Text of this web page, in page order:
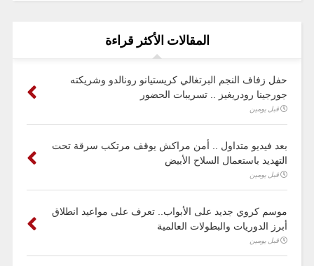
المقالات الأكثر قراءة
حفل زفاف النجم البرتغالي كريستيانو رونالدو وشريكته
جورجينا رودريغيز .. تسريبات الحضور
قبل يومين
بعد فيديو متداول .. أمن مراكش يوقف مرتكب سرقة تحت
التهديد باستعمال السلاح الأبيض
قبل يومين
موسم كروي جديد على الأبواب.. تعرف على مواعيد انطلاق
أبرز الدوريات والبطولات العالمية
قبل يومين